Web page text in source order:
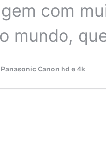
com
mundo,
Canon hd e 4k